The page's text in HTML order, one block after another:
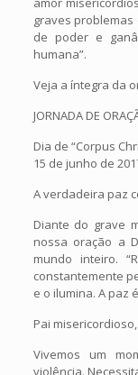
graves
de poder e
humana”.
Veja a íntegra da
JORNADA DE
Dia de “Corpus
15 de junho de
A verdadeira paz
Diante do grave
nossa oração a
mundo inteiro.
constantemente
e o ilumina. A paz
Pai
Vivemos um
violência.